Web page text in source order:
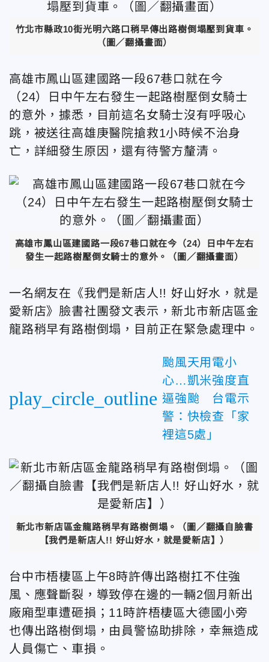
竹北市縣政10街光明六路口稍早傳出路樹倒塌壓到貨車。
（圖／翻攝畫面）
高雄市鳳山區建國路一段67巷口就在今
（24）日中午左右發生一起路樹壓倒女騎士
的意外，據悉，目前這名女騎士沒有呼吸心
跳，被送往高雄庚醫院搶救1小時候不治身
亡，詳細發生原因，還有待警方釐清。
高雄市鳳山區建國路一段67巷口就在今（24）日中午左右
發生一起路樹壓倒女騎士的意外。（圖／翻攝畫面）
一名網友在《我們是新店人!! 好山好水，就是
愛新店》臉書社團發文表示，新北市新店區金
龍路稍早有路樹倒塌，目前正在緊急處理中。
play_circle_outline
颱風天用電小
心…凱米強度直
逼強颱 台電示
警：快檢查「家
裡這5處」
新北市新店區金龍路稍早有路樹倒塌。（圖／翻攝自臉書
【我們是新店人!! 好山好水，就是愛新店】）
台中市梧棲區上午8時許傳出路樹扛不住強
風、應聲斷裂，導致停在邊的一輛2個月新出
廠廂型車遭砸損；11時許梧棲區大德國小旁
也傳出路樹倒塌，由員警協助排除，幸無造成
人員傷亡、車損。